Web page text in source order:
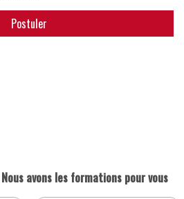
Postuler
avons les formations pour vous